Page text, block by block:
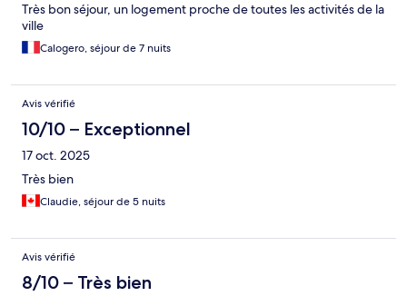
Très bon séjour, un logement proche de toutes les activités de la
ville
Calogero, séjour de 7 nuits
Avis vérifié
10/10 – Exceptionnel
17 oct. 2025
Très bien
Claudie, séjour de 5 nuits
Avis vérifié
8/10 – Très bien